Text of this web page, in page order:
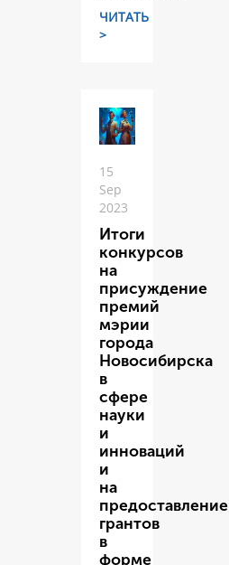
ЧИТАТЬ
>
15
Sep
2023
Итоги
конкурсов
на
присуждение
премий
мэрии
города
Новосибирска
в
сфере
науки
и
инноваций
и
на
предоставление
грантов
в
форме